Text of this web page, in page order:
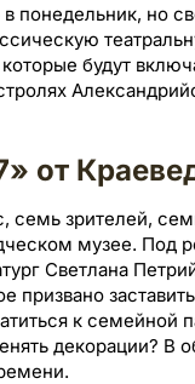
понедельник, но
будут
от
семь зрителей,
музее. Под
Светлана
призвано
к семейной
декорации?